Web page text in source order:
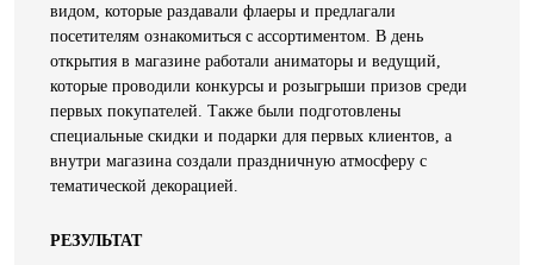
видом, которые раздавали флаеры и предлагали
посетителям ознакомиться с ассортиментом. В день
открытия в магазине работали аниматоры и ведущий,
которые проводили конкурсы и розыгрыши призов среди
первых покупателей. Также были подготовлены
специальные скидки и подарки для первых клиентов, а
внутри магазина создали праздничную атмосферу с
тематической декорацией.
РЕЗУЛЬТАТ